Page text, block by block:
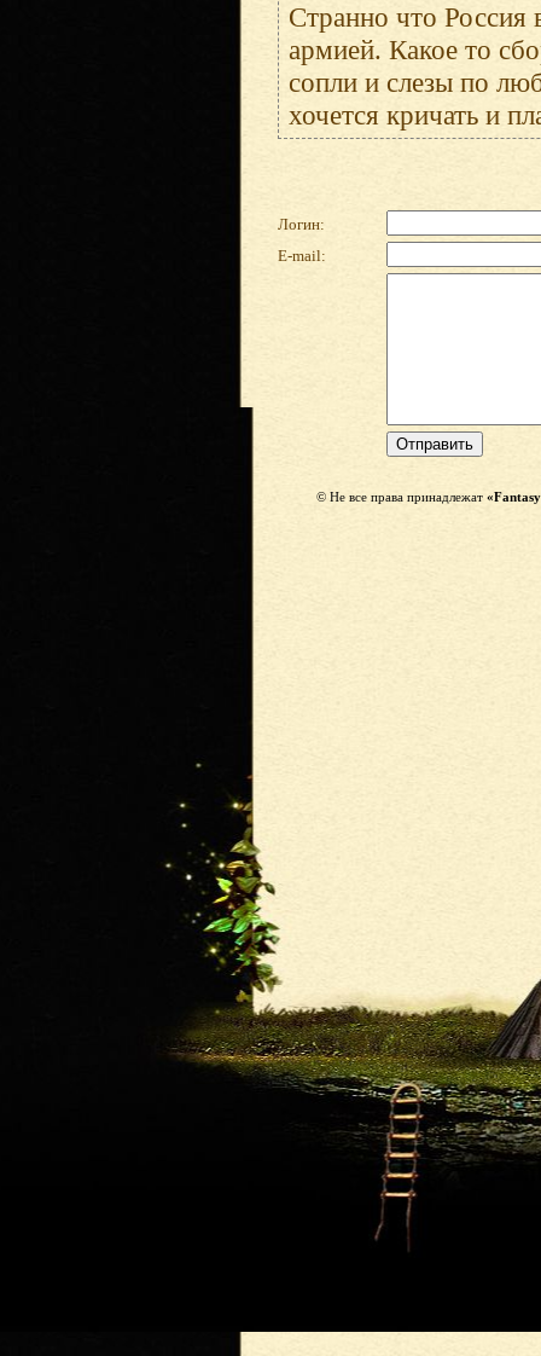
Странно что Россия
армией. Какое то
сопли и слезы по
хочется кричать и
Логин:
E-mail:
© Не все права принадлежат